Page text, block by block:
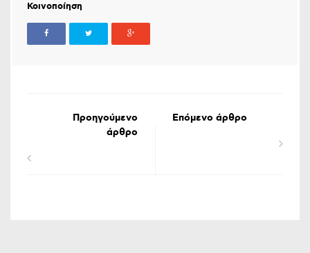
Κοινοποίηση
Προηγούμενο
άρθρο
Επόμενο άρθρο